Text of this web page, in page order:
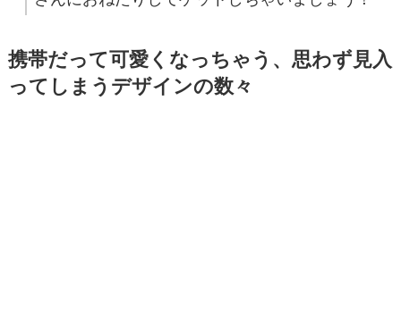
携帯だって可愛くなっちゃう、思わず見入
ってしまうデザインの数々